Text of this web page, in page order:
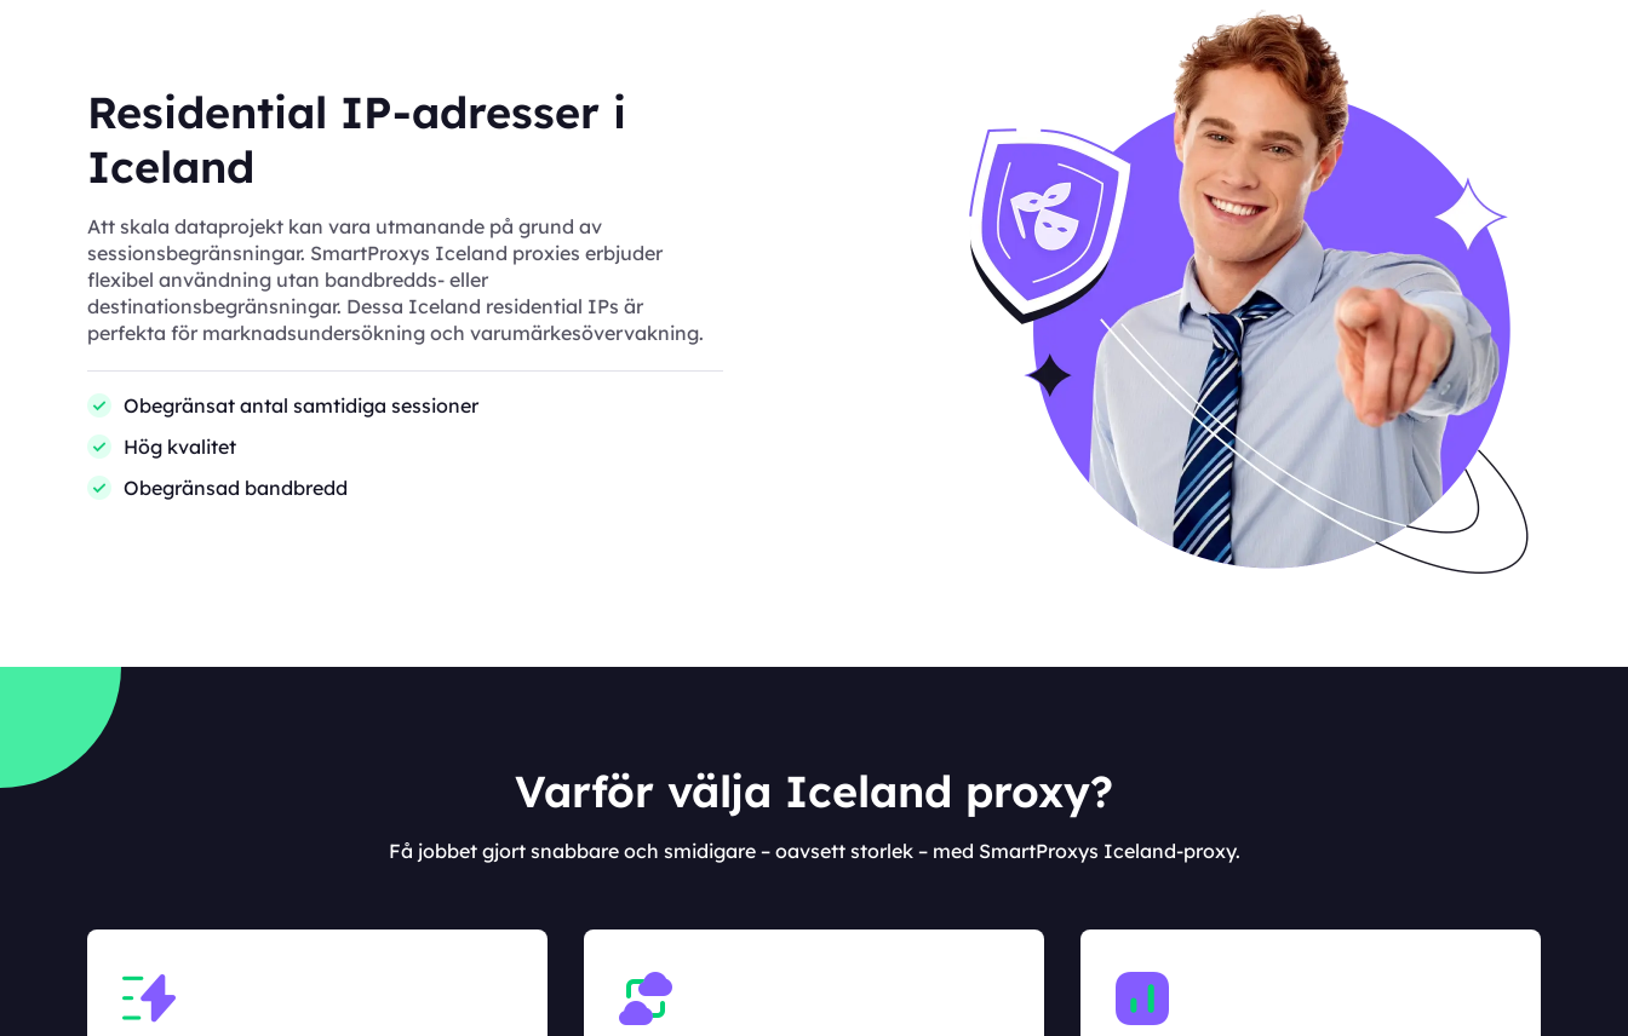
Residential IP-adresser i
Iceland
Att skala dataprojekt kan vara utmanande på grund av
sessionsbegränsningar. SmartProxys Iceland proxies erbjuder
flexibel användning utan bandbredds- eller
destinationsbegränsningar. Dessa Iceland residential IPs är
perfekta för marknadsundersökning och varumärkesövervakning.
Obegränsat antal samtidiga sessioner
Hög kvalitet
Obegränsad bandbredd
Varför välja Iceland proxy?
Få jobbet gjort snabbare och smidigare – oavsett storlek – med SmartProxys Iceland-proxy.